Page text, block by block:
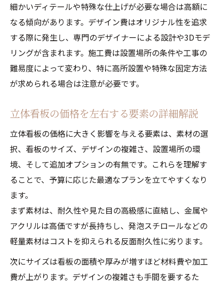
細かいディテールや特殊な仕上げが必要な場合は高額に
なる傾向があります。デザイン費はオリジナル性を追求
する際に発生し、専門のデザイナーによる設計や3Dモデ
リングが含まれます。施工費は設置場所の条件や工事の
難易度によって変わり、特に高所設置や特殊な固定方法
が求められる場合は注意が必要です。
立体看板の価格を左右する要素の詳細解説
立体看板の価格に大きく影響を与える要素は、素材の選
択、看板のサイズ、デザインの複雑さ、設置場所の環
境、そして追加オプションの有無です。これらを理解す
ることで、予算に応じた最適なプランを立てやすくなり
ます。
まず素材は、耐久性や見た目の高級感に直結し、金属や
アクリルは高価ですが長持ちし、発泡スチロールなどの
軽量素材はコストを抑えられる反面耐久性に劣ります。
次にサイズは看板の面積や厚みが増すほど材料費や加工
費が上がります。デザインの複雑さも手間を要するた